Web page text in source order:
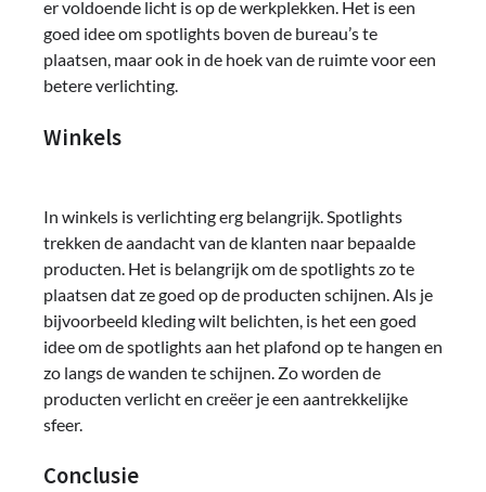
er voldoende licht is op de werkplekken. Het is een
goed idee om spotlights boven de bureau’s te
plaatsen, maar ook in de hoek van de ruimte voor een
betere verlichting.
Winkels
In winkels is verlichting erg belangrijk. Spotlights
trekken de aandacht van de klanten naar bepaalde
producten. Het is belangrijk om de spotlights zo te
plaatsen dat ze goed op de producten schijnen. Als je
bijvoorbeeld kleding wilt belichten, is het een goed
idee om de spotlights aan het plafond op te hangen en
zo langs de wanden te schijnen. Zo worden de
producten verlicht en creëer je een aantrekkelijke
sfeer.
Conclusie